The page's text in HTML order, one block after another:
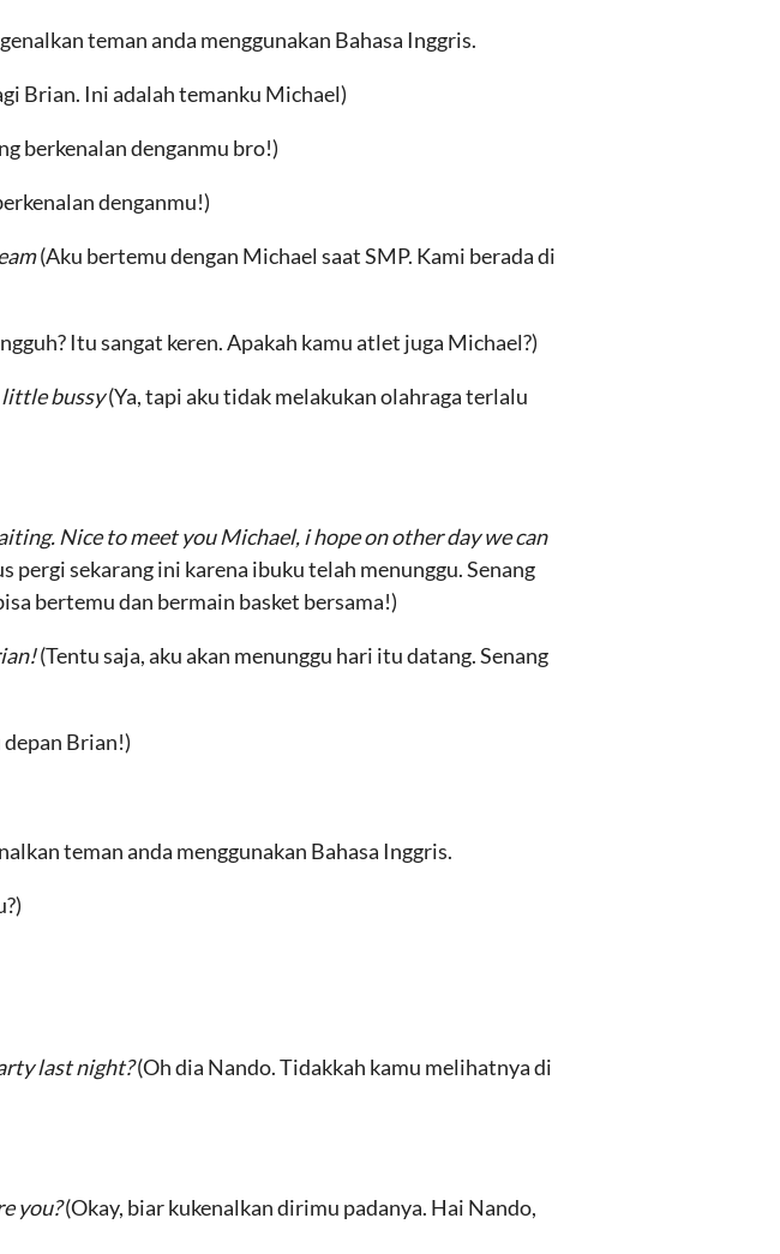
teman anda menggunakan Bahasa Inggris.
Brian. Ini adalah temanku Michael)
berkenalan denganmu bro!)
denganmu!)
(Aku bertemu dengan Michael saat SMP. Kami berada di
Itu sangat keren. Apakah kamu atlet juga Michael?)
little bussy(Ya, tapi aku tidak melakukan olahraga terlalu
Nice to meet you Michael, i hope on other day we can
pergi sekarang ini karena ibuku telah menunggu. Senang
bertemu dan bermain basket bersama!)
(Tentu saja, aku akan menunggu hari itu datang. Senang
Brian!)
teman anda menggunakan Bahasa Inggris.
last night?(Oh dia Nando. Tidakkah kamu melihatnya di
you?(Okay, biar kukenalkan dirimu padanya. Hai Nando,